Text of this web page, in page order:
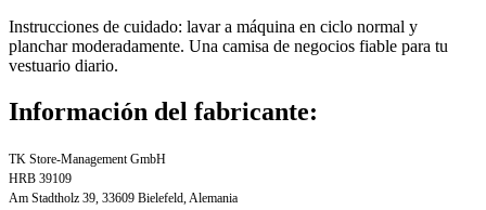
Instrucciones de cuidado: lavar a máquina en ciclo normal y
planchar moderadamente. Una camisa de negocios fiable para tu
vestuario diario.
Información del fabricante:
TK Store-Management GmbH
HRB 39109
Am Stadtholz 39, 33609 Bielefeld, Alemania